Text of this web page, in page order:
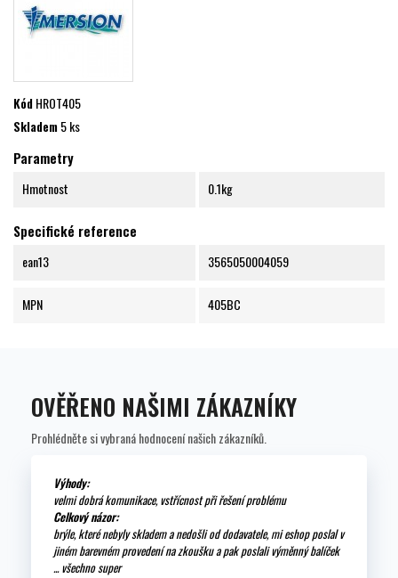
KódHROT405
Skladem5 ks
Parametry
Hmotnost 0.1kg
Specifické reference
ean13 3565050004059
MPN 405BC
OVĚŘENO NAŠIMI ZÁKAZNÍKY
Prohlédněte si vybraná hodnocení našich zákazníků.
Výhody:
velmi dobrá komunikace, vstřícnost při řešení problému
Celkový názor:
brýle, které nebyly skladem a nedošli od dodavatele, mi eshop poslal v
jiném barevném provedení na zkoušku a pak poslali výměnný balíček
... všechno super